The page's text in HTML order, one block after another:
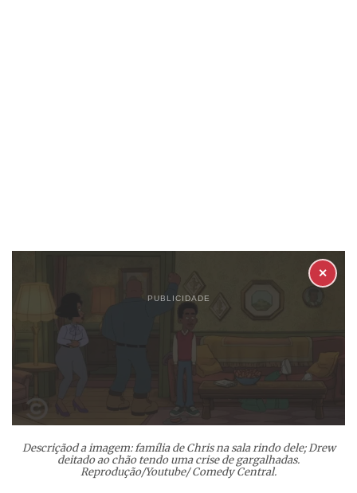
PUBLICIDADE
✕
Descriçãod a imagem: família de Chris na sala rindo dele; Drew
deitado ao chão tendo uma crise de gargalhadas.
Reprodução/Youtube/ Comedy Central.